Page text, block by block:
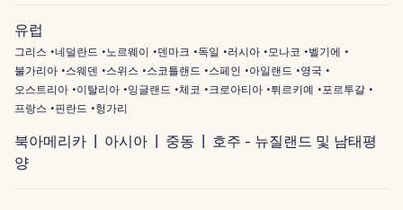
유럽
그리스 네덜란드 노르웨이 덴마크 독일 러시아 모나코
벨기에
불가리아
스웨덴 스위스 스코틀랜드 스페인 아일랜드
영국
오스트리아
이탈리아 잉글랜드 체코 크로아티아 튀르키예
포르투갈
프랑스
핀란드 헝가리
북아메리카 아시아 중동
호주 - 뉴질랜드 및 남태평
양